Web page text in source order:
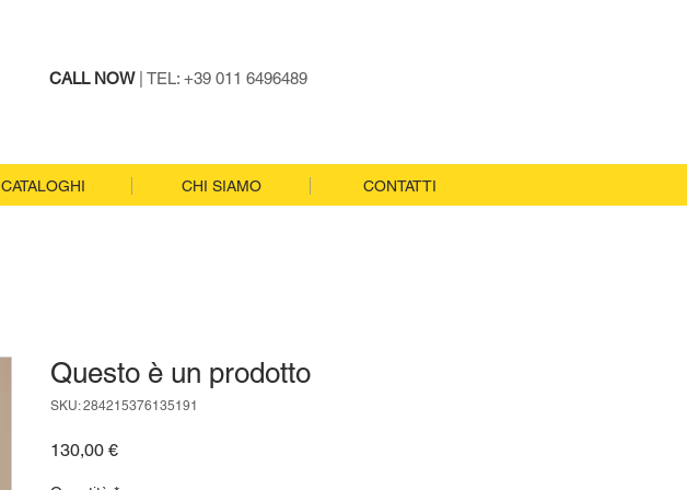
CALL NOW| TEL: +39 011 6496489
CATALOGHI CHI SIAMO CONTATTI
Questo è un prodotto
SKU: 284215376135191
130,00 €Prezzo